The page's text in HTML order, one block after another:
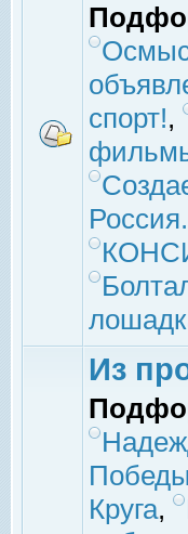
спорт!,
Из
Круга,